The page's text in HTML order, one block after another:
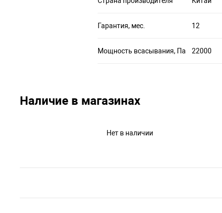
Гарантия, мес. 12
Мощность всасывания, Па 22000
Наличие в магазинах
Нет в наличии